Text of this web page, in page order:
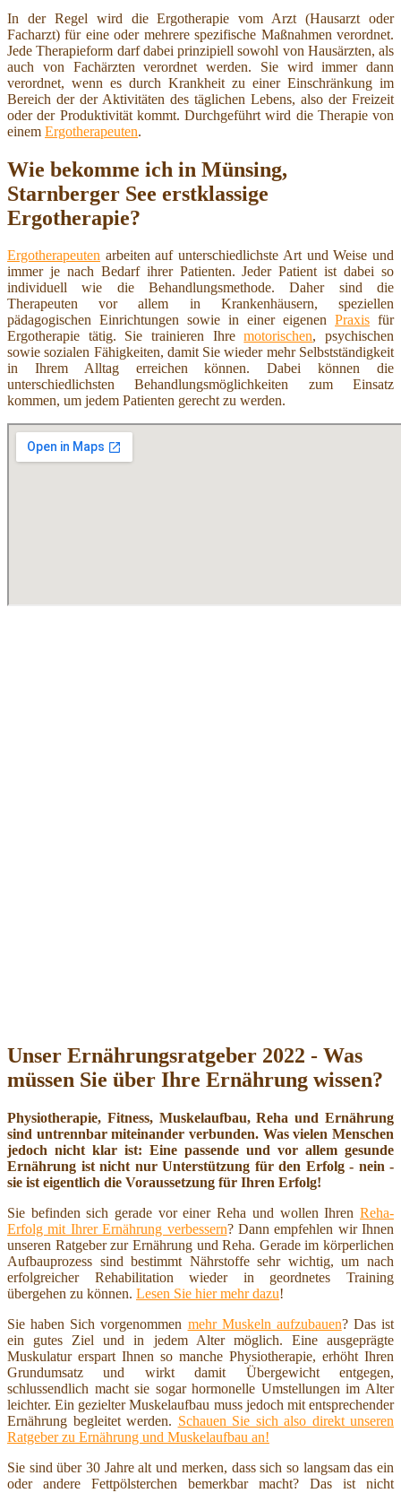
In der Regel wird die Ergotherapie vom Arzt (Hausarzt oder
Facharzt) für eine oder mehrere spezifische Maßnahmen verordnet.
Jede Therapieform darf dabei prinzipiell sowohl von Hausärzten, als
auch von Fachärzten verordnet werden. Sie wird immer dann
verordnet, wenn es durch Krankheit zu einer Einschränkung im
Bereich der der Aktivitäten des täglichen Lebens, also der Freizeit
oder der Produktivität kommt. Durchgeführt wird die Therapie von
einem Ergotherapeuten.
Wie bekomme ich in Münsing,
Starnberger See erstklassige
Ergotherapie?
Ergotherapeuten arbeiten auf unterschiedlichste Art und Weise und
immer je nach Bedarf ihrer Patienten. Jeder Patient ist dabei so
individuell wie die Behandlungsmethode. Daher sind die
Therapeuten vor allem in Krankenhäusern, speziellen
pädagogischen Einrichtungen sowie in einer eigenen Praxis für
Ergotherapie tätig. Sie trainieren Ihremotorischen, psychischen
sowie sozialen Fähigkeiten, damit Sie wieder mehr Selbstständigkeit
in Ihrem Alltag erreichen können. Dabei können die
unterschiedlichsten Behandlungsmöglichkeiten zum Einsatz
kommen, um jedem Patienten gerecht zu werden.
Unser Ernährungsratgeber 2022 - Was
müssen Sie über Ihre Ernährung wissen?
Physiotherapie, Fitness, Muskelaufbau, Reha und Ernährung
sind untrennbar miteinander verbunden. Was vielen Menschen
jedoch nicht klar ist: Eine passende und vor allem gesunde
Ernährung ist nicht nur Unterstützung für den Erfolg - nein -
sie ist eigentlich die Voraussetzung für Ihren Erfolg!
Sie befinden sich gerade vor einer Reha und wollen Ihren Reha-
Erfolg mit Ihrer Ernährung verbessern? Dann empfehlen wir Ihnen
unseren Ratgeber zur Ernährung und Reha. Gerade im körperlichen
Aufbauprozess sind bestimmt Nährstoffe sehr wichtig, um nach
erfolgreicher Rehabilitation wieder in geordnetes Training
übergehen zu können. Lesen Sie hier mehr dazu!
Sie haben Sich vorgenommen mehr Muskeln aufzubauen? Das ist
ein gutes Ziel und in jedem Alter möglich. Eine ausgeprägte
Muskulatur erspart Ihnen so manche Physiotherapie, erhöht Ihren
Grundumsatz und wirkt damit Übergewicht entgegen,
schlussendlich macht sie sogar hormonelle Umstellungen im Alter
leichter. Ein gezielter Muskelaufbau muss jedoch mit entsprechender
Ernährung begleitet werden. Schauen Sie sich also direkt unseren
Ratgeber zu Ernährung und Muskelaufbau an!
Sie sind über 30 Jahre alt und merken, dass sich so langsam das ein
oder andere Fettpölsterchen bemerkbar macht? Das ist nicht